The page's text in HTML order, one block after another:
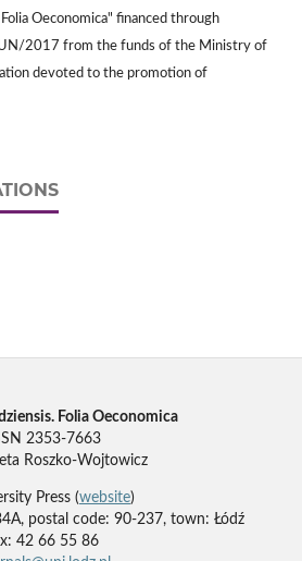
Oeconomica" financed through
2017 from the funds of the Ministry of
devoted to the promotion of
Folia Oeconomica
2353-7663
Roszko-Wojtowicz
Press (website)
postal code: 90-237, town: Łódź
42 66 55 86